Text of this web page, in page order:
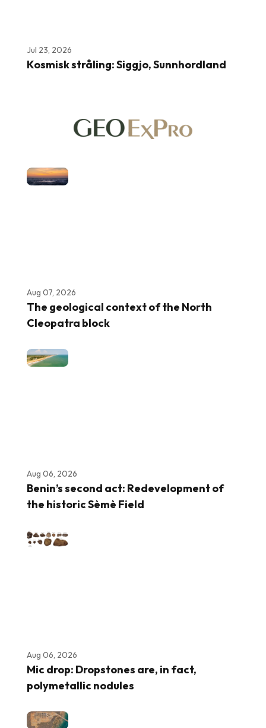
Jul 23, 2026
Kosmisk stråling: Siggjo, Sunnhordland
Aug 07, 2026
The geological context of the North
Cleopatra block
Aug 06, 2026
Benin’s second act: Redevelopment of
the historic Sèmè Field
Aug 06, 2026
Mic drop: Dropstones are, in fact,
polymetallic nodules